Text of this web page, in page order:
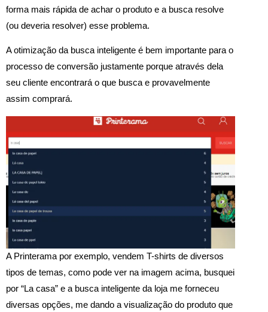
forma mais rápida de achar o produto e a busca resolve
(ou deveria resolver) esse problema.
A otimização da busca inteligente é bem importante para o
processo de conversão justamente porque através dela
seu cliente encontrará o que busca e provavelmente
assim comprará.
A Printerama por exemplo, vendem T-shirts de diversos
tipos de temas, como pode ver na imagem acima, busquei
por “La casa” e a busca inteligente da loja me forneceu
diversas opções, me dando a visualização do produto que